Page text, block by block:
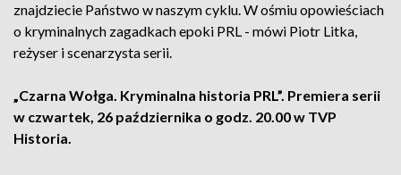
znajdziecie Państwo w naszym cyklu. W ośmiu opowieściach
o kryminalnych zagadkach epoki PRL - mówi Piotr Litka,
reżyser i scenarzysta serii.
„Czarna Wołga. Kryminalna historia PRL”. Premiera serii
w czwartek, 26 października o godz. 20.00 w TVP
Historia.